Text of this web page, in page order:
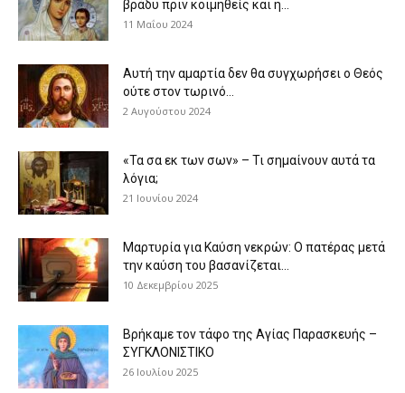
βράδυ πριν κοιμηθείς και η...
11 Μαΐου 2024
Αυτή την αμαρτία δεν θα συγχωρήσει ο Θεός
ούτε στον τωρινό...
2 Αυγούστου 2024
«Τα σα εκ των σων» – Τι σημαίνουν αυτά τα
λόγια;
21 Ιουνίου 2024
Μαρτυρία για Καύση νεκρών: Ο πατέρας μετά
την καύση του βασανίζεται...
10 Δεκεμβρίου 2025
Βρήκαμε τον τάφο της Αγίας Παρασκευής –
ΣΥΓΚΛΟΝΙΣΤΙΚΟ
26 Ιουλίου 2025